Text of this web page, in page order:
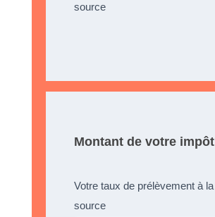
source
Montant de votre impôt
Votre taux de prélèvement à la
source